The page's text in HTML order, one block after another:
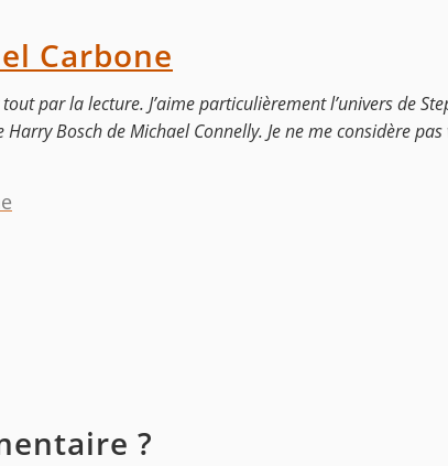
Carbone
par la lecture. J’aime particulièrement l’univers de
Bosch de Michael Connelly. Je ne me considère
?